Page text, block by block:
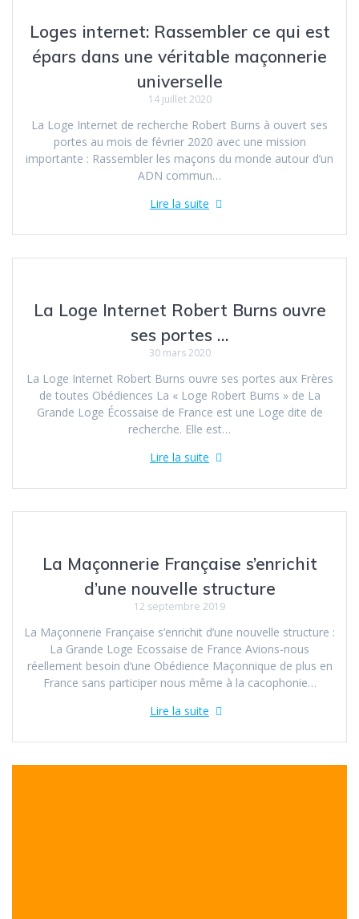
Loges internet: Rassembler ce qui est
épars dans une véritable maçonnerie
universelle
14 juillet 2020
La Loge Internet de recherche Robert Burns à ouvert ses
portes au mois de février 2020 avec une mission
importante : Rassembler les maçons du monde autour d’un
ADN commun…
Lire la suite
La Loge Internet Robert Burns ouvre
ses portes …
30 mars 2020
La Loge Internet Robert Burns ouvre ses portes aux Frères
de toutes Obédiences La « Loge Robert Burns » de La
Grande Loge Écossaise de France est une Loge dite de
recherche. Elle est…
Lire la suite
La Maçonnerie Française s’enrichit
d’une nouvelle structure
12 septembre 2019
La Maçonnerie Française s’enrichit d’une nouvelle structure :
La Grande Loge Ecossaise de France Avions-nous
réellement besoin d’une Obédience Maçonnique de plus en
France sans participer nous même à la cacophonie…
Lire la suite